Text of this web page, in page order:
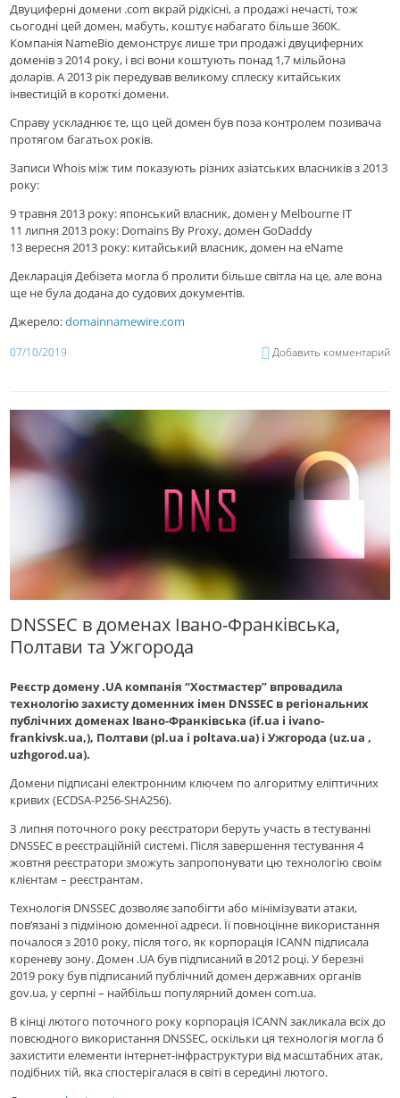
Двуциферні домени .com вкрай рідкісні, а продажі нечасті, тож
сьогодні цей домен, мабуть, коштує набагато більше 360К.
Компанія NameBio демонструє лише три продажі двуциферних
доменів з 2014 року, і всі вони коштують понад 1,7 мільйона
доларів. А 2013 рік передував великому сплеску китайських
інвестицій в короткі домени.
Справу ускладнює те, що цей домен був поза контролем позивача
протягом багатьох років.
Записи Whois між тим показують різних азіатських власників з 2013
року:
9 травня 2013 року: японський власник, домен у Melbourne IT
11 липня 2013 року: Domains By Proxy, домен GoDaddy
13 вересня 2013 року: китайський власник, домен на eName
Декларація Дебізета могла б пролити більше світла на це, але вона
ще не була додана до судових документів.
Джерело:domainnamewire.com
07/10/2019 Добавить комментарий
DNSSEC в доменах Івано-Франківська,
Полтави та Ужгорода
Реєстр домену .UA компанія “Хостмастер” впровадила
технологію захисту доменних імен DNSSEC в регіональних
публічних доменах Івано-Франківська (if.ua і ivano-
frankivsk.ua,), Полтави (pl.ua і poltava.ua) і Ужгорода (uz.ua ,
uzhgorod.ua).
Домени підписані електронним ключем по алгоритму еліптичних
кривих (ECDSA-P256-SHA256).
З липня поточного року реєстратори беруть участь в тестуванні
DNSSEC в реєстраційній системі. Після завершення тестування 4
жовтня реєстратори зможуть запропонувати цю технологію своїм
клієнтам – реєстрантам.
Технологія DNSSEC дозволяє запобігти або мінімізувати атаки,
пов’язані з підміною доменної адреси. Її повноцінне використання
почалося з 2010 року, після того, як корпорація ICANN підписала
кореневу зону. Домен .UA був підписаний в 2012 році. У березні
2019 року був підписаний публічний домен державних органів
gov.ua, у серпні – найбільш популярний домен com.ua.
В кінці лютого поточного року корпорація ICANN закликала всіх до
повсюдного використання DNSSEC, оскільки ця технологія могла б
захистити елементи інтернет-інфраструктури від масштабних атак,
подібних тій, яка спостерігалася в світі в середині лютого.